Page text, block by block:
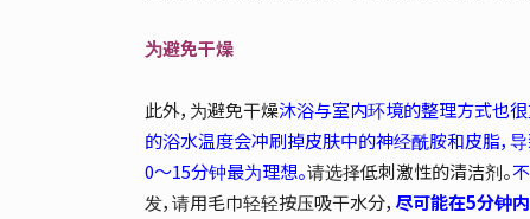
为避免干燥
此外，为避免干燥沐浴与室内环境的整理方式也
的浴水温度会冲刷掉皮肤中的神经酰胺和皮脂，导
0～15分钟最为理想。请选择低刺激性的清洁剂。
发，请用毛巾轻轻按压吸干水分， 尽可能在5分钟